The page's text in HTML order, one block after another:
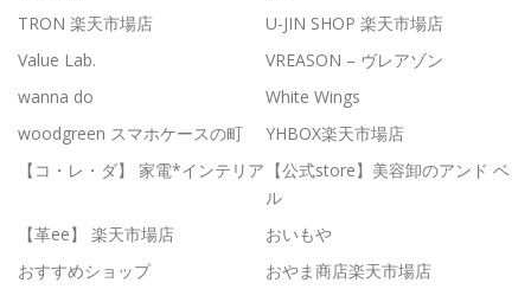
TRON 楽天市場店
U-JIN SHOP 楽天市場店
Value Lab.
VREASON – ヴレアゾン
wanna do
White Wings
woodgreen スマホケースの町
YHBOX楽天市場店
【コ・レ・ダ】 家電*インテリア 【公式store】美容卸のアンド ベ
ル
【革ee】 楽天市場店
おいもや
おすすめショップ
おやま商店楽天市場店